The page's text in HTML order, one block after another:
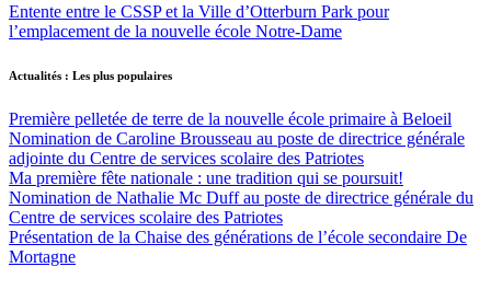
Entente entre le CSSP et la Ville d’Otterburn Park pour
l’emplacement de la nouvelle école Notre-Dame
Actualités : Les plus populaires
Première pelletée de terre de la nouvelle école primaire à Beloeil
Nomination de Caroline Brousseau au poste de directrice générale
adjointe du Centre de services scolaire des Patriotes
Ma première fête nationale : une tradition qui se poursuit!
Nomination de Nathalie Mc Duff au poste de directrice générale du
Centre de services scolaire des Patriotes
Présentation de la Chaise des générations de l’école secondaire De
Mortagne